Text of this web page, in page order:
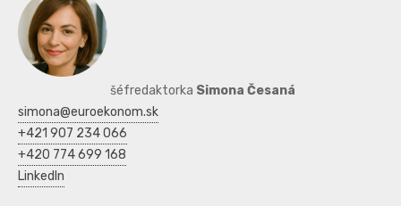
šéfredaktorka Simona Česaná
simona@euroekonom.sk
+421 907 234 066
+420 774 699 168
LinkedIn